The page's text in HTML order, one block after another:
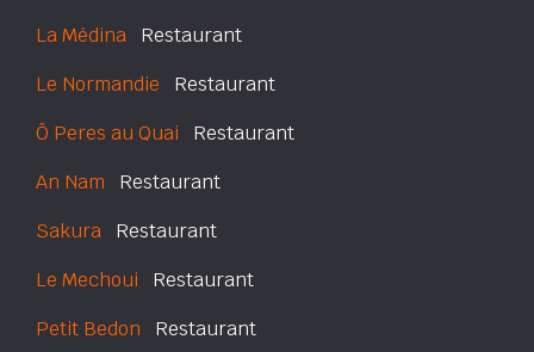
La Médina Restaurant
Le Normandie Restaurant
Ô Peres au Quai Restaurant
An Nam Restaurant
Sakura Restaurant
Le Mechoui Restaurant
Petit Bedon Restaurant